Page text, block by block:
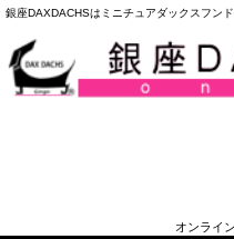
銀座DAXDACHSはミニチュアダックスフンド
オンライ